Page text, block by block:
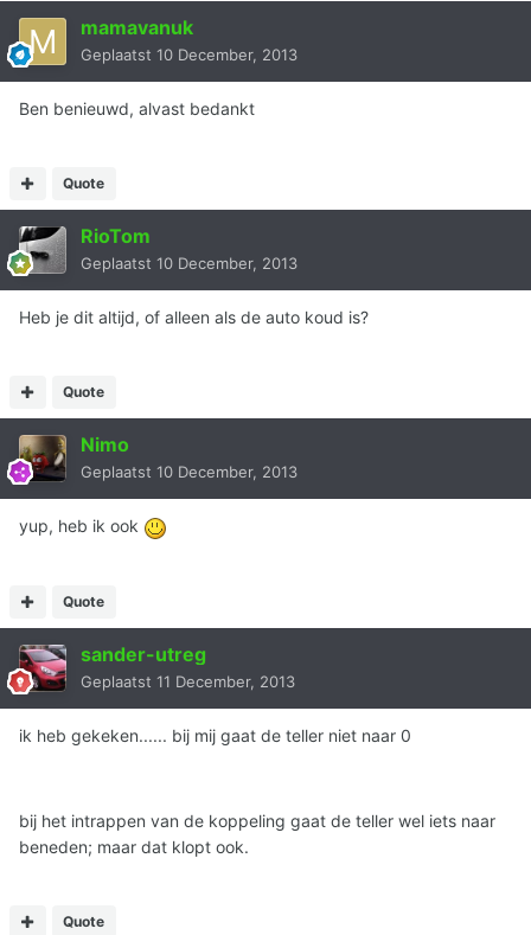
mamavanuk
Geplaatst 10 December, 2013
Ben benieuwd, alvast bedankt
Quote
RioTom
Geplaatst 10 December, 2013
Heb je dit altijd, of alleen als de auto koud is?
Quote
Nimo
Geplaatst 10 December, 2013
yup, heb ik ook
Quote
sander-utreg
Geplaatst 11 December, 2013
ik heb gekeken...... bij mij gaat de teller niet naar 0
bij het intrappen van de koppeling gaat de teller wel iets naar
beneden; maar dat klopt ook.
Quote